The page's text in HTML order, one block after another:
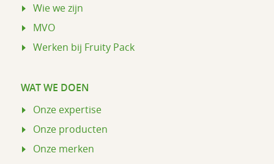
Wie we zijn
MVO
Werken bij Fruity Pack
WAT WE DOEN
Onze expertise
Onze producten
Onze merken